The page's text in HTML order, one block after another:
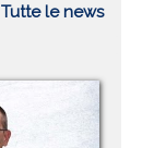
Tutte le news